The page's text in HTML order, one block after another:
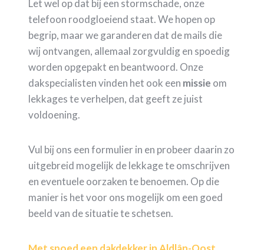
Let wel op dat bij een stormschade, onze
telefoon roodgloeiend staat. We hopen op
begrip, maar we garanderen dat de mails die
wij ontvangen, allemaal zorgvuldig en spoedig
worden opgepakt en beantwoord. Onze
dakspecialisten vinden het ook een missie om
lekkages te verhelpen, dat geeft ze juist
voldoening.
Vul bij ons een formulier in en probeer daarin zo
uitgebreid mogelijk de lekkage te omschrijven
en eventuele oorzaken te benoemen. Op die
manier is het voor ons mogelijk om een goed
beeld van de situatie te schetsen.